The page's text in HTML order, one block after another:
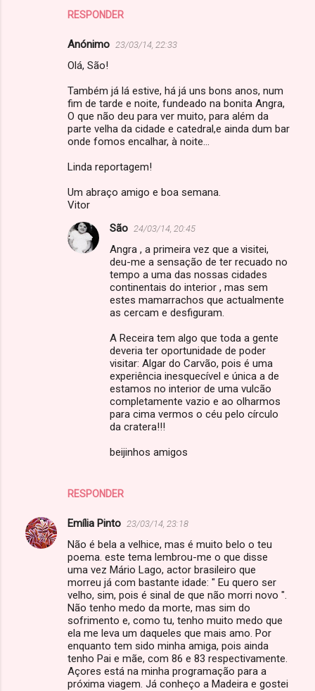
RESPONDER
Anónimo 23/03/14, 22:33
Olá, São!
Também já lá estive, há já uns bons anos, num
fim de tarde e noite, fundeado na bonita Angra,
O que não deu para ver muito, para além da
parte velha da cidade e catedral,e ainda dum bar
onde fomos encalhar, à noite...
Linda reportagem!
Um abraço amigo e boa semana.
Vitor
RESPONDER
São 24/03/14, 20:45
Angra , a primeira vez que a visitei,
deu-me a sensação de ter recuado no
tempo a uma das nossas cidades
continentais do interior , mas sem
estes mamarrachos que actualmente
as cercam e desfiguram.
A Receira tem algo que toda a gente
deveria ter oportunidade de poder
visitar: Algar do Carvão, pois é uma
experiência inesquecível e única a de
estamos no interior de uma vulcão
completamente vazio e ao olharmos
para cima vermos o céu pelo círculo
da cratera!!!
beijinhos amigos
Emília Pinto 23/03/14, 23:18
Não é bela a velhice, mas é muito belo o teu
poema. este tema lembrou-me o que disse
uma vez Mário Lago, actor brasileiro que
morreu já com bastante idade: " Eu quero ser
velho, sim, pois é sinal de que não morri novo ".
Não tenho medo da morte, mas sim do
sofrimento e, como tu, tenho muito medo que
ela me leva um daqueles que mais amo. Por
enquanto tem sido minha amiga, pois ainda
tenho Pai e mãe, com 86 e 83 respectivamente.
Açores está na minha programação para a
próxima viagem. Já conheço a Madeira e gostei